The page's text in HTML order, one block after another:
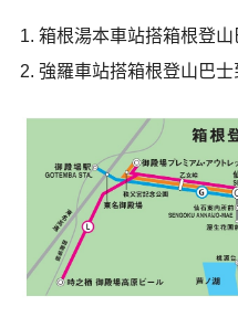
箱根湯本車站搭箱根登
強羅車站搭箱根登山巴